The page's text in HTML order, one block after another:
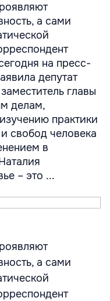
а сами
на пресс-
депутат
главы
делам,
практики
свобод человека
в
– это ...
а сами